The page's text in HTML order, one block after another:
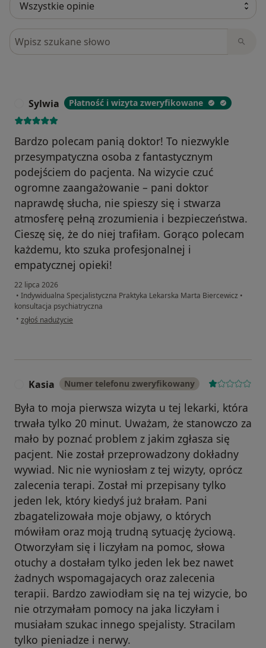
Szukaj w opiniach
Sylwia Płatność i wizyta zweryfikowane
Bardzo polecam panią doktor! To niezwykle
przesympatyczna osoba z fantastycznym
podejściem do pacjenta. Na wizycie czuć
ogromne zaangażowanie – pani doktor
naprawdę słucha, nie spieszy się i stwarza
atmosferę pełną zrozumienia i bezpieczeństwa.
Cieszę się, że do niej trafiłam. Gorąco polecam
każdemu, kto szuka profesjonalnej i
empatycznej opieki!
22 lipca 2026
• Indywidualna Specjalistyczna Praktyka Lekarska Marta Biercewicz •
konsultacja psychiatryczna
• w opinii użytkownika Sylwia
zgłoś nadużycie
Kasia Numer telefonu zweryfikowany
Była to moja pierwsza wizyta u tej lekarki, która
trwała tylko 20 minut. Uważam, że stanowczo za
mało by poznać problem z jakim zgłasza się
pacjent. Nie został przeprowadzony dokładny
wywiad. Nic nie wyniosłam z tej wizyty, oprócz
zalecenia terapi. Został mi przepisany tylko
jeden lek, który kiedyś już brałam. Pani
zbagatelizowała moje objawy, o których
mówiłam oraz moją trudną sytuację życiową.
Otworzyłam się i liczyłam na pomoc, słowa
otuchy a dostałam tylko jeden lek bez nawet
żadnych wspomagajacych oraz zalecenia
terapii. Bardzo zawiodłam się na tej wizycie, bo
nie otrzymałam pomocy na jaka liczyłam i
musiałam szukac innego spejalisty. Stracilam
tylko pieniadze i nerwy.